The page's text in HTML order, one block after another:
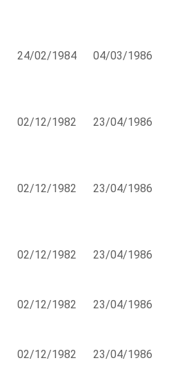
24/02/1984 04/03/1986
02/12/1982 23/04/1986
02/12/1982 23/04/1986
02/12/1982 23/04/1986
02/12/1982 23/04/1986
02/12/1982 23/04/1986